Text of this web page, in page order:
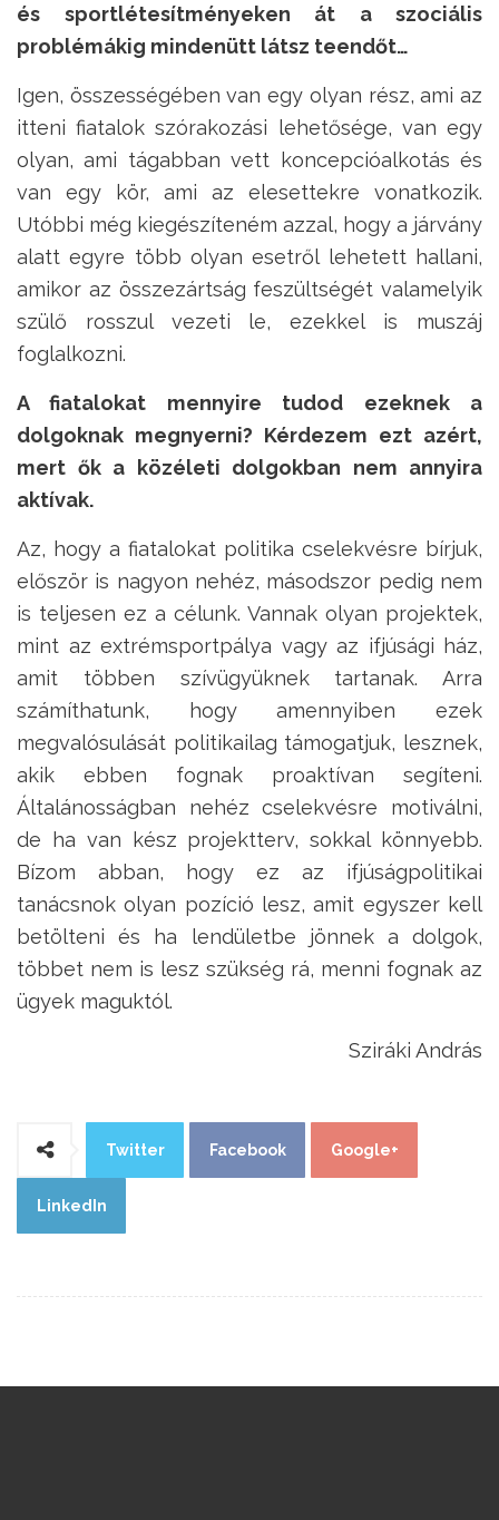
és sportlétesítményeken át a szociális
problémákig mindenütt látsz teendőt…
Igen, összességében van egy olyan rész, ami az
itteni fiatalok szórakozási lehetősége, van egy
olyan, ami tágabban vett koncepcióalkotás és
van egy kör, ami az elesettekre vonatkozik.
Utóbbi még kiegészíteném azzal, hogy a járvány
alatt egyre több olyan esetről lehetett hallani,
amikor az összezártság feszültségét valamelyik
szülő rosszul vezeti le, ezekkel is muszáj
foglalkozni.
A fiatalokat mennyire tudod ezeknek a
dolgoknak megnyerni? Kérdezem ezt azért,
mert ők a közéleti dolgokban nem annyira
aktívak.
Az, hogy a fiatalokat politika cselekvésre bírjuk,
először is nagyon nehéz, másodszor pedig nem
is teljesen ez a célunk. Vannak olyan projektek,
mint az extrémsportpálya vagy az ifjúsági ház,
amit többen szívügyüknek tartanak. Arra
számíthatunk, hogy amennyiben ezek
megvalósulását politikailag támogatjuk, lesznek,
akik ebben fognak proaktívan segíteni.
Általánosságban nehéz cselekvésre motiválni,
de ha van kész projektterv, sokkal könnyebb.
Bízom abban, hogy ez az ifjúságpolitikai
tanácsnok olyan pozíció lesz, amit egyszer kell
betölteni és ha lendületbe jönnek a dolgok,
többet nem is lesz szükség rá, menni fognak az
ügyek maguktól.
Sziráki András
Twitter Facebook Google+
LinkedIn